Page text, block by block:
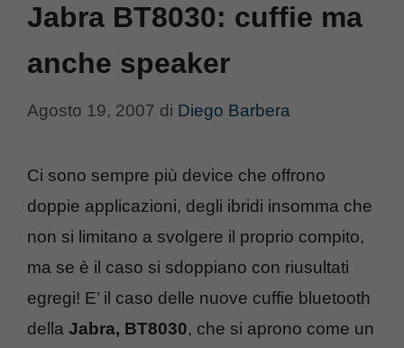
Jabra BT8030: cuffie ma
anche speaker
Agosto 19, 2007 di Diego Barbera
Ci sono sempre più device che offrono
doppie applicazioni, degli ibridi insomma che
non si limitano a svolgere il proprio compito,
ma se è il caso si sdoppiano con riusultati
egregi! E’ il caso delle nuove cuffie bluetooth
della Jabra, BT8030, che si aprono come un